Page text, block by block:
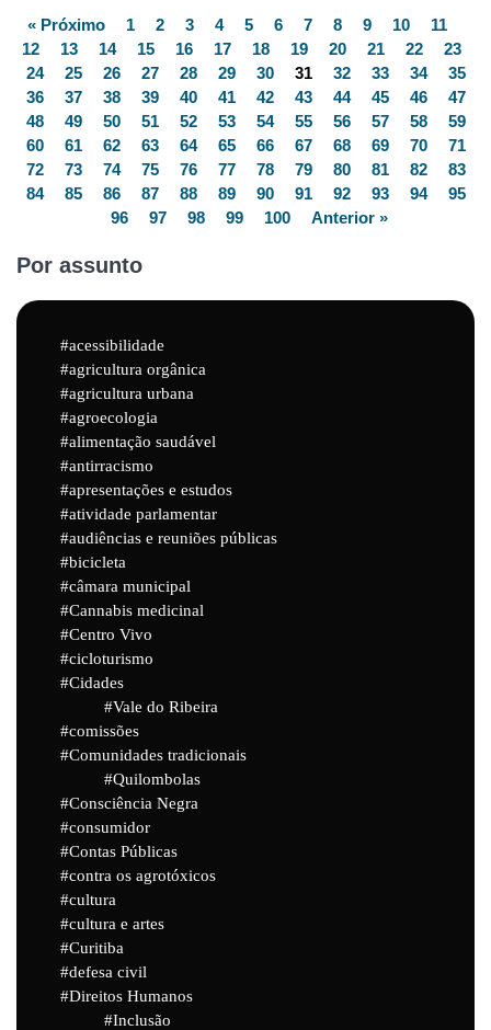
« Próximo 1 2 3 4 5 6 7 8 9 10
11
12
13 14 15 16 17 18 19 20 21 22
23
24
25 26 27 28 29 30 31 32 33 34
35
36
37 38 39 40 41 42 43 44 45 46
47
48
49 50 51 52 53 54 55 56 57 58
59
60
61 62 63 64 65 66 67 68 69 70
71
72
73 74 75 76 77 78 79 80 81 82
83
84
85 86 87 88 89 90 91 92 93 94
95
96
97 98 99 100 Anterior »
Por assunto
acessibilidade
agricultura orgânica
agricultura urbana
agroecologia
alimentação saudável
antirracismo
apresentações e estudos
atividade parlamentar
audiências e reuniões públicas
bicicleta
câmara municipal
Cannabis medicinal
Centro Vivo
cicloturismo
Cidades
Vale do Ribeira
comissões
Comunidades tradicionais
Quilombolas
Consciência Negra
consumidor
Contas Públicas
contra os agrotóxicos
cultura
cultura e artes
Curitiba
defesa civil
Direitos Humanos
Inclusão